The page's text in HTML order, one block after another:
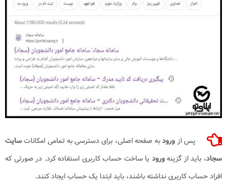
پس از ورودبه صفحه اصلی، برای دسترسی به تمامی امکاناتسایت
سجاد، باید از گزینهورود یا ساخت حساب کاربری استفاده کرد. در صورتی که
افراد حساب کاربری نداشته باشند، باید ابتدا یک حساب ایجاد کنند.